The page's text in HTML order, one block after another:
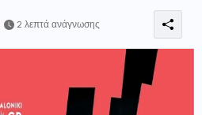
2 λεπτά ανάγνωσης